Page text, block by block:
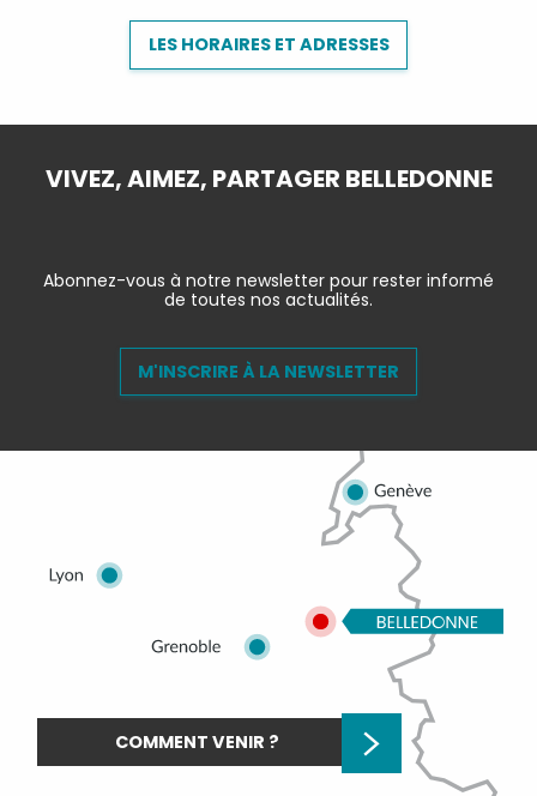
LES HORAIRES ET ADRESSES
VIVEZ, AIMEZ, PARTAGER BELLEDONNE
Abonnez-vous à notre newsletter pour rester informé
de toutes nos actualités.
M'INSCRIRE À LA NEWSLETTER
COMMENT VENIR ?